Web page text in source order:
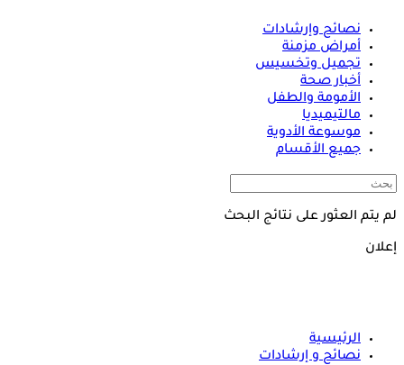
نصائح وإرشادات
أمراض مزمنة
تجميل وتخسيس
أخبار صحة
الأمومة والطفل
مالتيميديا
موسوعة الأدوية
جميع الأقسام
لم يتم العثور على نتائج البحث
إعلان
الرئيسية
نصائح و إرشادات